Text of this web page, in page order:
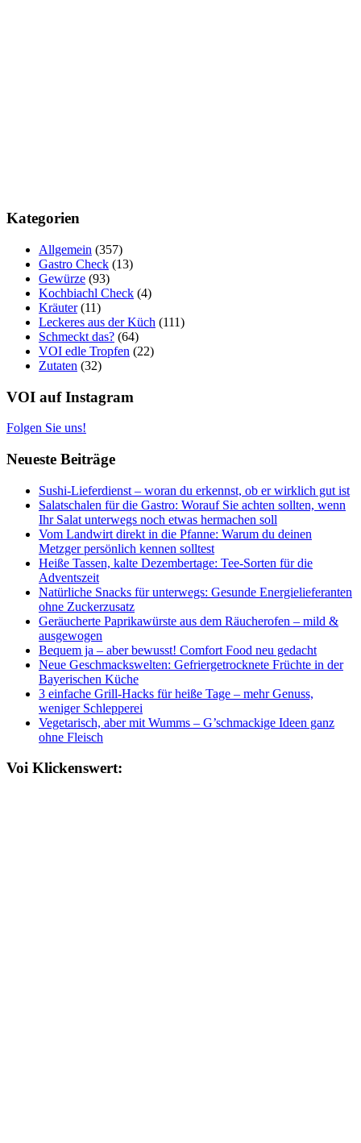
Kategorien
Allgemein (357)
Gastro Check (13)
Gewürze (93)
Kochbiachl Check (4)
Kräuter(11)
Leckeres aus der Küch (111)
Schmeckt das? (64)
VOI edle Tropfen (22)
Zutaten (32)
VOI auf Instagram
Folgen Sie uns!
Neueste Beiträge
Sushi-Lieferdienst – woran du erkennst, ob er wirklich gut ist
Salatschalen für die Gastro: Worauf Sie achten sollten, wenn
Ihr Salat unterwegs noch etwas hermachen soll
Vom Landwirt direkt in die Pfanne: Warum du deinen
Metzger persönlich kennen solltest
Heiße Tassen, kalte Dezembertage: Tee-Sorten für die
Adventszeit
Natürliche Snacks für unterwegs: Gesunde Energielieferanten
ohne Zuckerzusatz
Geräucherte Paprikawürste aus dem Räucherofen – mild &
ausgewogen
Bequem ja – aber bewusst! Comfort Food neu gedacht
Neue Geschmackswelten: Gefriergetrocknete Früchte in der
Bayerischen Küche
3 einfache Grill-Hacks für heiße Tage – mehr Genuss,
weniger Schlepperei
Vegetarisch, aber mit Wumms – G’schmackige Ideen ganz
ohne Fleisch
Voi Klickenswert: